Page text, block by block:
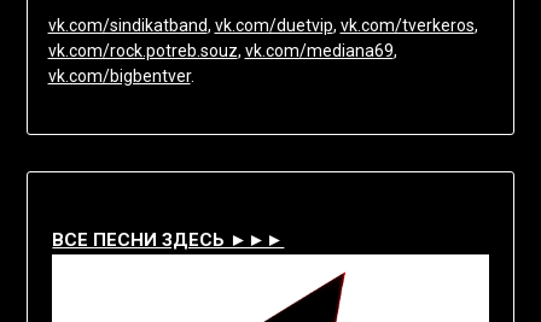
vk.com/sindikatband, vk.com/duetvip, vk.com/tverkeros,
vk.com/rock.potreb.souz, vk.com/mediana69,
vk.com/bigbentver.
ВСЕ ПЕСНИ ЗДЕСЬ ►►►